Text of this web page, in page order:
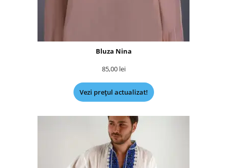
Bluza Nina
85,00 lei
Vezi prețul actualizat!